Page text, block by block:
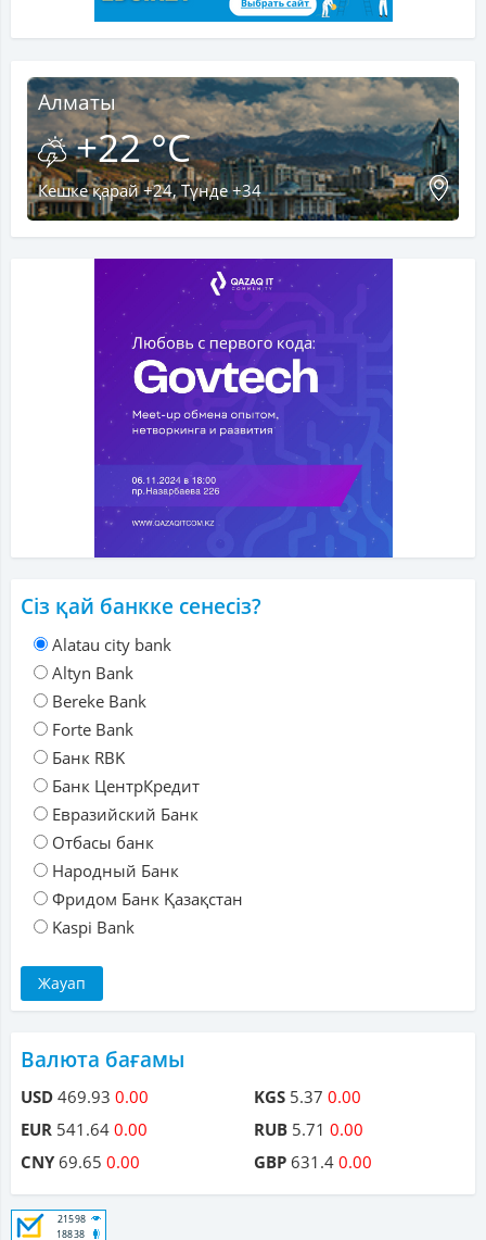
Алматы
+22 °C
Кешке қарай +24, Түнде +34
Сіз қай банкке сенесіз?
Alatau city bank
Altyn Bank
Bereke Bank
Forte Bank
Банк RBK
Банк ЦентрКредит
Евразийский Банк
Отбасы банк
Народный Банк
Фридом Банк Қазақстан
Kaspi Bank
Валюта бағамы
USD 469.93 0.00
EUR 541.64 0.00
CNY69.65 0.00
KGS 5.37 0.00
RUB 5.71 0.00
GBP 631.4 0.00